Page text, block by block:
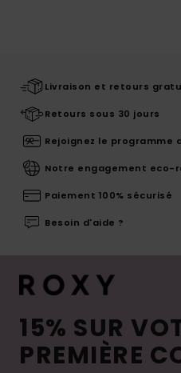
Livraison et retours
Retours sous 30 jours
Rejoignez le programme
Notre engagement eco-
Paiement 100% sécurisé
Besoin d'aide ?
15% SUR
PREMIÈRE